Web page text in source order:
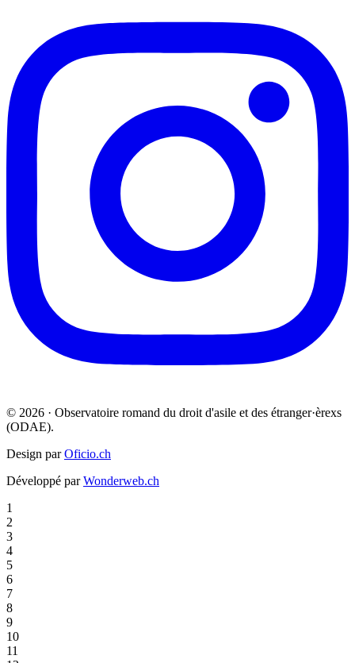
© 2026 · Observatoire romand du droit d'asile et des étranger·èrexs
(ODAE).
Design parOficio.ch
Développé parWonderweb.ch
1
2
3
4
5
6
7
8
9
10
11